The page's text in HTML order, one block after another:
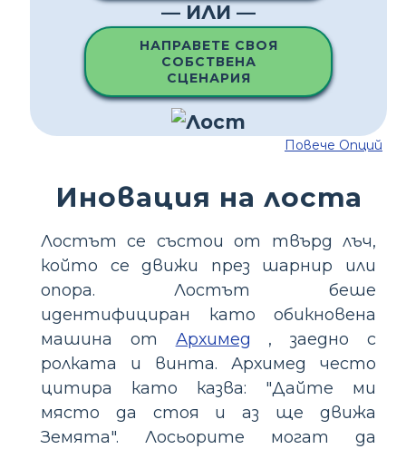
— ИЛИ —
НАПРАВЕТЕ СВОЯ
СОБСТВЕНА
СЦЕНАРИЯ
Повече Опций
Иновация на лоста
Лостът се състои от твърд лъч,
който се движи през шарнир или
опора. Лостът беше
идентифициран като обикновена
машина от Архимед , заедно с
ролката и винта. Архимед често
цитира като казва: "Дайте ми
място да стоя и аз ще движа
Земята". Лосьорите могат да